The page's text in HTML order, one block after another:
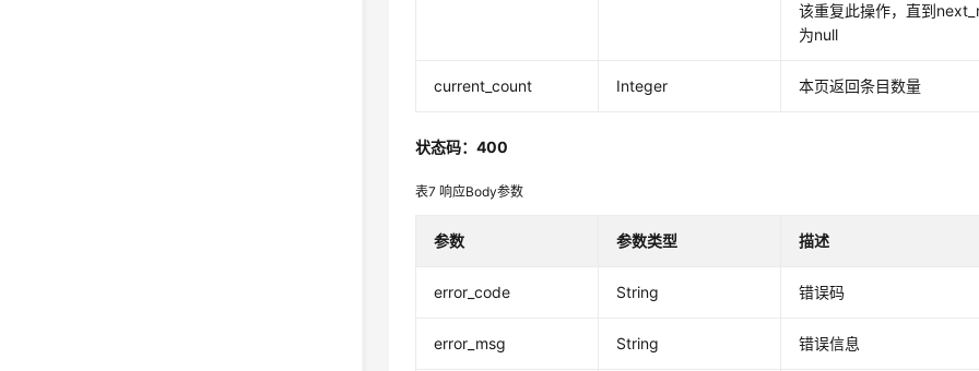
该重复此操作，直到
为null
current_count Integer 本页返回条目数量
状态码：400
表7响应Body参数
参数 参数类型 描述
error_code String 错误码
error_msg String 错误信息